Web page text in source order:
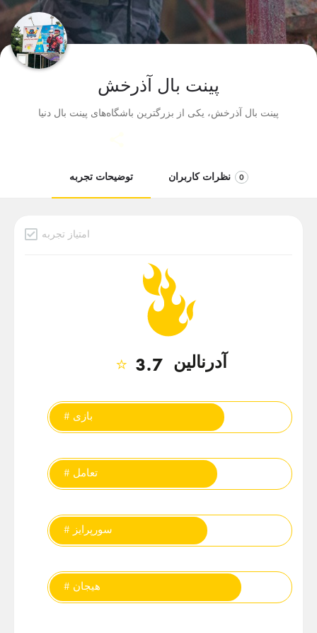
پینت بال آذرخش
پینت بال آذرخش، یکی از بزرگترین باشگاه‌های پینت بال دنیا
توضیحات تجربه نظرات کاربران 0
امتیاز تجربه
آدرنالین ⭐ 3.7
# بازی
# تعامل
# سورپرایز
# هیجان